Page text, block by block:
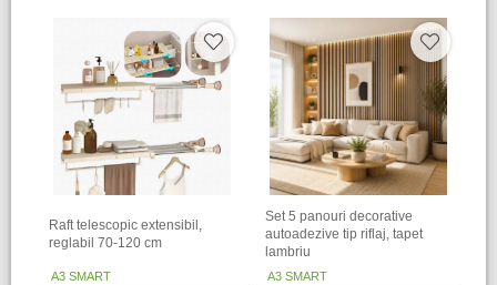
Raft telescopic extensibil,
reglabil 70-120 cm
A3 SMART
Set 5 panouri decorative
autoadezive tip riflaj, tapet
lambriu
A3 SMART